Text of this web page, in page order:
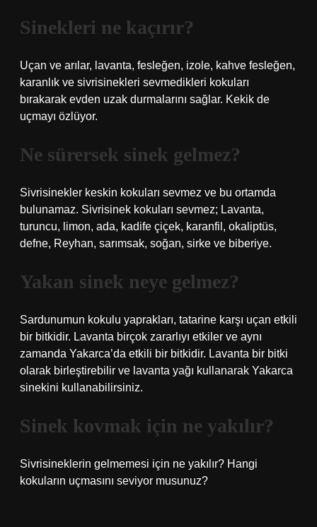
Sinekleri ne kaçırır?
Uçan ve arılar, lavanta, fesleğen, izole, kahve fesleğen,
karanlık ve sivrisinekleri sevmedikleri kokuları
bırakarak evden uzak durmalarını sağlar. Kekik de
uçmayı özlüyor.
Ne sürersek sinek gelmez?
Sivrisinekler keskin kokuları sevmez ve bu ortamda
bulunamaz. Sivrisinek kokuları sevmez; Lavanta,
turuncu, limon, ada, kadife çiçek, karanfil, okaliptüs,
defne, Reyhan, sarımsak, soğan, sirke ve biberiye.
Yakan sinek neye gelmez?
Sardunumun kokulu yaprakları, tatarine karşı uçan etkili
bir bitkidir. Lavanta birçok zararlıyı etkiler ve aynı
zamanda Yakarca’da etkili bir bitkidir. Lavanta bir bitki
olarak birleştirebilir ve lavanta yağı kullanarak Yakarca
sinekini kullanabilirsiniz.
Sinek kovmak için ne yakılır?
Sivrisineklerin gelmemesi için ne yakılır? Hangi
kokuların uçmasını seviyor musunuz?